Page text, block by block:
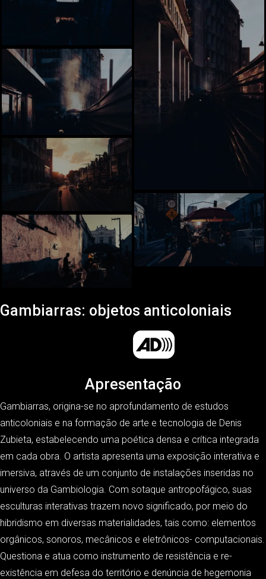
Gambiarras: objetos anticoloniais
Apresentação
Gambiarras, origina-se no aprofundamento de estudos
anticoloniais e na formação de arte e tecnologia de Denis
Zubieta, estabelecendo uma poética densa e crítica integrada
em cada obra. O artista apresenta uma exposição interativa e
imersiva, através de um conjunto de instalações inseridas no
universo da Gambiologia. Com sotaque antropofágico, suas
esculturas interativas trazem novo significado, por meio do
hibridismo em diversas materialidades, tais como: elementos
orgânicos, sonoros, mecânicos e eletrônicos- computacionais.
Questiona e atua como instrumento de resistência e re-
existência em defesa do território e denúncia de hegemonia